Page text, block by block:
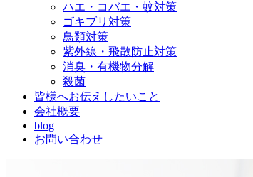
ハエ・コバエ・蚊対策
ゴキブリ対策
鳥類対策
紫外線・飛散防止対策
消臭・有機物分解
殺菌
皆様へお伝えしたいこと
会社概要
blog
お問い合わせ